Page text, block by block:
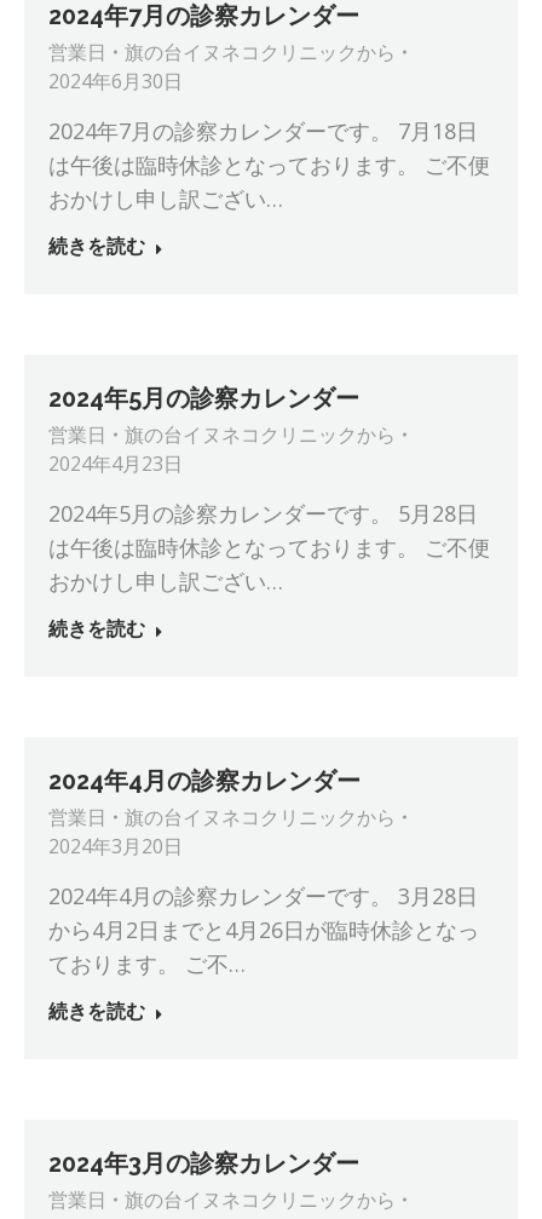
2024年7月の診察カレンダー
営業日 旗の台イヌネコクリニックから
2024年6月30日
2024年7月の診察カレンダーです。 7月18日
は午後は臨時休診となっております。 ご不便
おかけし申し訳ござい…
続きを読む
2024年5月の診察カレンダー
営業日 旗の台イヌネコクリニックから
2024年4月23日
2024年5月の診察カレンダーです。 5月28日
は午後は臨時休診となっております。 ご不便
おかけし申し訳ござい…
続きを読む
2024年4月の診察カレンダー
営業日 旗の台イヌネコクリニックから
2024年3月20日
2024年4月の診察カレンダーです。 3月28日
から4月2日までと4月26日が臨時休診となっ
ております。 ご不…
続きを読む
2024年3月の診察カレンダー
営業日 旗の台イヌネコクリニックから